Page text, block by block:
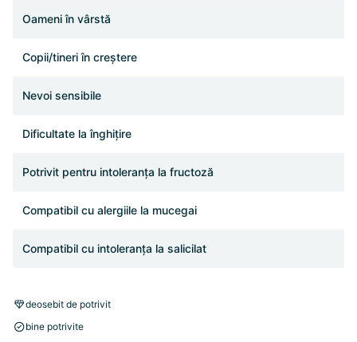
Oameni în vârstă
Copii/tineri în creștere
Nevoi sensibile
Dificultate la înghițire
Potrivit pentru intoleranța la fructoză
Compatibil cu alergiile la mucegai
Compatibil cu intoleranța la salicilat
deosebit de potrivit
bine potrivite